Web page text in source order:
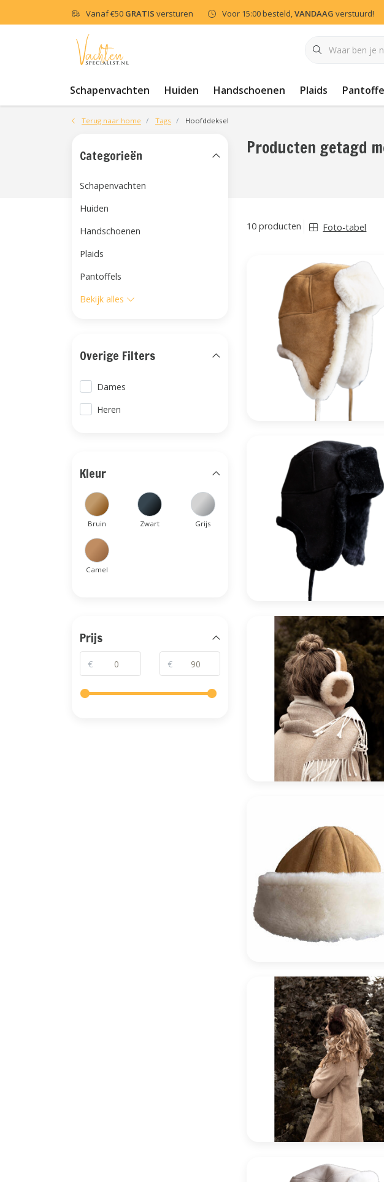
Vanaf€50 GRATIS versturen Voor 15:00 besteld,VANDAAG verstuurd!
Schapenvachten Huiden Handschoenen Plaids
Terug naar home Tags Hoofddeksel
Producten getagd
10 producten Foto-tabel
Categorieën
Schapenvachten
Huiden
Handschoenen
Plaids
Pantoffels
Bekijk alles
Overige Filters
Dames
Heren
Kleur
Bruin Zwart Grijs
Camel
Prijs
€ €